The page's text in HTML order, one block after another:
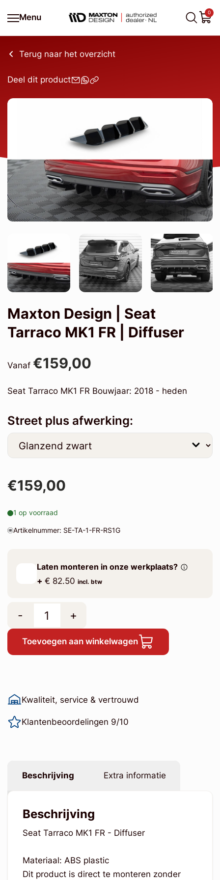
Menu
0
Terug naar het overzicht
Deel dit product
Maxton Design | Seat
Tarraco MK1 FR | Diffuser
Vanaf €159,00
Seat Tarraco MK1 FR Bouwjaar: 2018 - heden
Street plus afwerking:
€159,00
1 op voorraad
Artikelnummer: SE-TA-1-FR-RS1G
Laten monteren in onze werkplaats?
+ € 82.50 incl. btw
- +
Toevoegen aan winkelwagen
Kwaliteit, service & vertrouwd
Klantenbeoordelingen 9/10
Beschrijving Extra informatie
Beschrijving
Seat Tarraco MK1 FR - Diffuser
Materiaal: ABS plastic
Dit product is direct te monteren zonder